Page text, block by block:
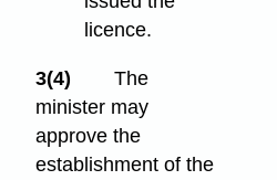
licence.
3(4)
The
minister may
approve the
establishment of the